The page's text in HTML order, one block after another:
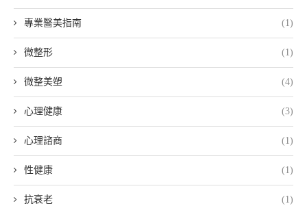
專業醫美指南 (1)
微整形 (1)
微整美塑 (4)
心理健康 (3)
心理諮商 (1)
性健康 (1)
抗衰老 (1)